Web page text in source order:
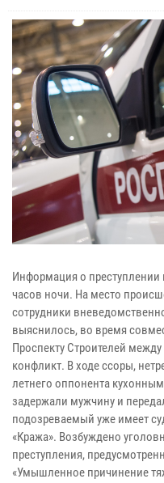
Информация о преступлении
часов ночи. На место
сотрудники
выяснилось, во время
Проспекту Строителей
конфликт. В ходе ссоры,
летнего оппонента
задержали мужчину и
подозреваемый уже имеет
«Кража». Возбуждено
преступления,
«Умышленное причинение